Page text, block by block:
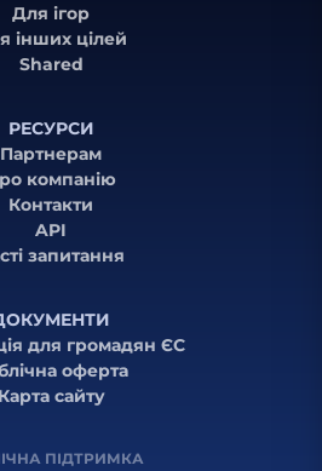
Для ігор
інших цілей
Shared
РЕСУРСИ
Партнерам
компанію
Контакти
API
запитання
для громадян ЄС
оферта
Карта сайту
ПІДТРИМКА